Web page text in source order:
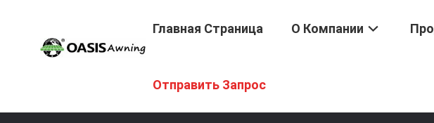
Главная Страница О Компании
Отправить Запрос